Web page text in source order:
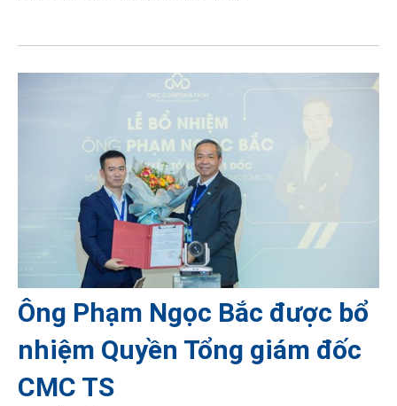
Ông Phạm Ngọc Bắc được bổ
nhiệm Quyền Tổng giám đốc
CMC TS